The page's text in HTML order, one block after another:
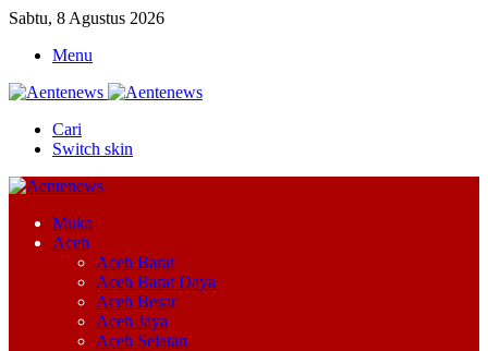
Sabtu, 8 Agustus 2026
Menu
Cari
Switch skin
Muka
Aceh
Aceh Barat
Aceh Barat Daya
Aceh Besar
Aceh Jaya
Aceh Selatan